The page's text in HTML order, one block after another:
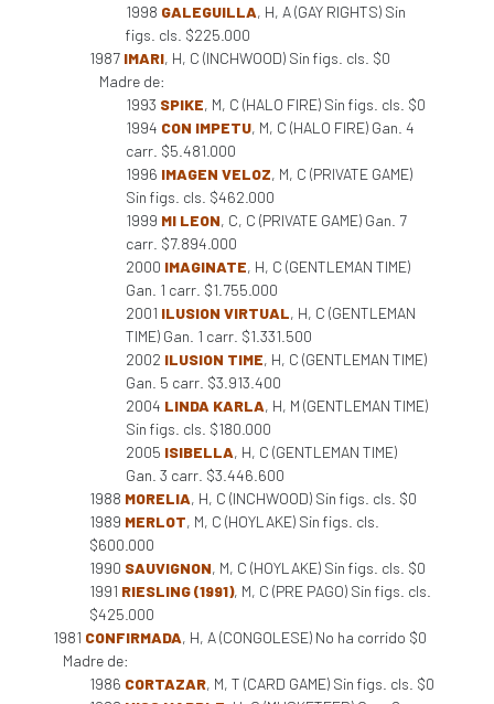
1998 GALEGUILLA, H, A (GAY RIGHTS) Sin
figs. cls. $225.000
1987 IMARI, H, C (INCHWOOD) Sin figs. cls. $0
Madre de:
1993 SPIKE, M, C (HALO FIRE) Sin figs. cls. $0
1994 CON IMPETU, M, C (HALO FIRE) Gan. 4
carr. $5.481.000
1996 IMAGEN VELOZ, M, C (PRIVATE GAME)
Sin figs. cls. $462.000
1999 MI LEON, C, C (PRIVATE GAME) Gan. 7
carr. $7.894.000
2000 IMAGINATE, H, C (GENTLEMAN TIME)
Gan. 1 carr. $1.755.000
2001 ILUSION VIRTUAL, H, C (GENTLEMAN
TIME) Gan. 1 carr. $1.331.500
2002 ILUSION TIME, H, C (GENTLEMAN TIME)
Gan. 5 carr. $3.913.400
2004 LINDA KARLA, H, M (GENTLEMAN TIME)
Sin figs. cls. $180.000
2005 ISIBELLA, H, C (GENTLEMAN TIME)
Gan. 3 carr. $3.446.600
1988 MORELIA, H, C (INCHWOOD) Sin figs. cls. $0
1989 MERLOT, M, C (HOYLAKE) Sin figs. cls.
$600.000
1990 SAUVIGNON, M, C (HOYLAKE) Sin figs. cls. $0
1991 RIESLING (1991), M, C (PRE PAGO) Sin figs. cls.
$425.000
1981 CONFIRMADA, H, A (CONGOLESE) No ha corrido $0
Madre de:
1986 CORTAZAR, M, T (CARD GAME) Sin figs. cls. $0